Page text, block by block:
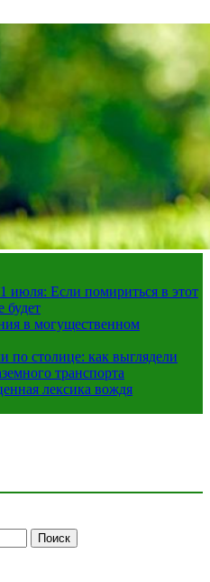
июля: Если помириться в этот
будет
в могущественном
по столице: как выглядели
транспорта
лексика вождя